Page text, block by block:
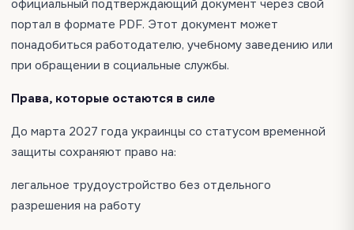
официальный подтверждающий документ через свой
портал в формате PDF. Этот документ может
понадобиться работодателю, учебному заведению или
при обращении в социальные службы.
Права, которые остаются в силе
До марта 2027 года украинцы со статусом временной
защиты сохраняют право на:
легальное трудоустройство без отдельного
разрешения на работу